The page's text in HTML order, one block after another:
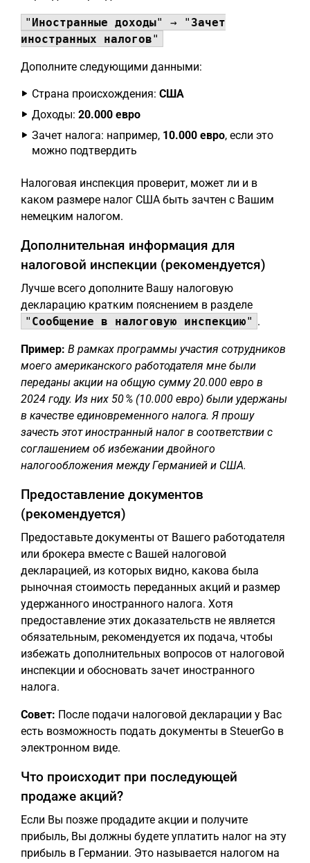
" Иностранные доходы" → " Зачет
иностранных налогов"
Дополните следующими данными:
Страна происхождения: США
Доходы: 20.000 евро
Зачет налога: например, 10.000 евро, если это
можно подтвердить
Налоговая инспекция проверит, может ли и в
каком размере налог США быть зачтен с Вашим
немецким налогом.
Дополнительная информация для
налоговой инспекции (рекомендуется)
Лучше всего дополните Вашу налоговую
декларацию кратким пояснением в разделе
" Сообщение в налоговую инспекцию" .
Пример: В рамках программы участия сотрудников
моего американского работодателя мне были
переданы акции на общую сумму 20.000 евро в
2024 году. Из них 50 % (10.000 евро) были удержаны
в качестве единовременного налога. Я прошу
зачесть этот иностранный налог в соответствии с
соглашением об избежании двойного
налогообложения между Германией и США.
Предоставление документов
(рекомендуется)
Предоставьте документы от Вашего работодателя
или брокера вместе с Вашей налоговой
декларацией, из которых видно, какова была
рыночная стоимость переданных акций и размер
удержанного иностранного налога. Хотя
предоставление этих доказательств не является
обязательным, рекомендуется их подача, чтобы
избежать дополнительных вопросов от налоговой
инспекции и обосновать зачет иностранного
налога.
Совет: После подачи налоговой декларации у Вас
есть возможность подать документы в SteuerGo в
электронном виде.
Что происходит при последующей
продаже акций?
Если Вы позже продадите акции и получите
прибыль, Вы должны будете уплатить налог на эту
прибыль в Германии. Это называется налогом на